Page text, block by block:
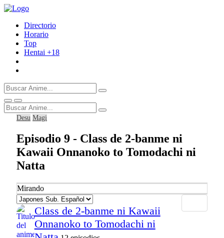
Directorio
Horario
Top
Hentai +18
Desu Magi
Episodio 9 - Class de 2-banme ni
Kawaii Onnanoko to Tomodachi ni
Natta
Mirando
Class de 2-banme ni Kawaii
Onnanoko to Tomodachi ni